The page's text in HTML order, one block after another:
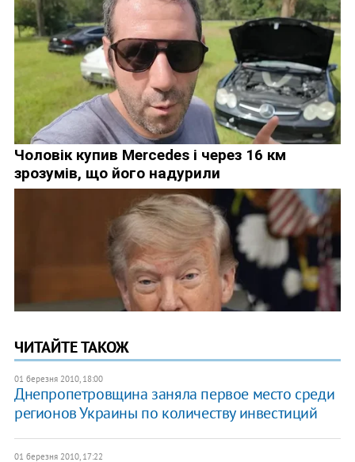
ЧИТАЙТЕ ТАКОЖ
01 березня 2010, 18:00
Днепропетровщина заняла первое место среди
регионов Украины по количеству инвестиций
01 березня 2010, 17:22